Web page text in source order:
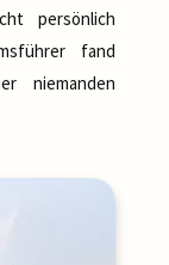
persönlich
fand
niemanden